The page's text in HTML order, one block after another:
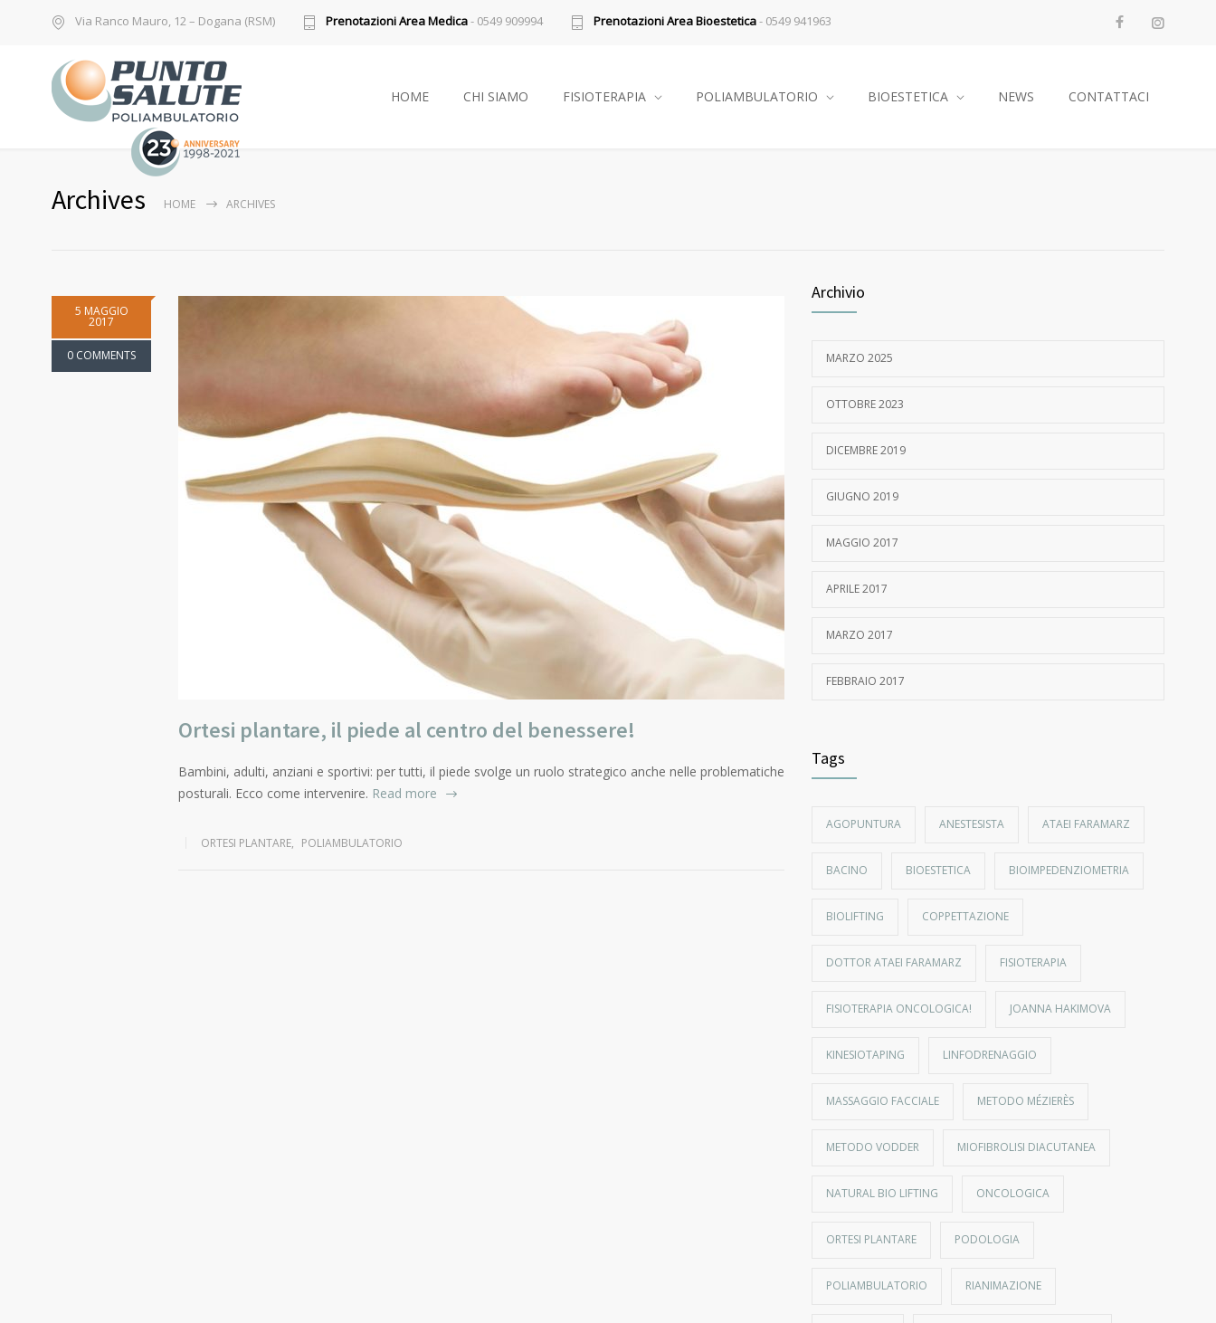
Via Ranco Mauro, 12 – Dogana (RSM) Prenotazioni Area Medica- 0549 909994 Prenotazioni Area Bioestetica- 0549 941963
HOME CHI SIAMO FISIOTERAPIA POLIAMBULATORIO BIOESTETICA NEWS CONTATTACI
Archives HOME ARCHIVES
5 MAGGIO
2017
0 COMMENTS
Ortesi plantare, il piede al centro del benessere!
Bambini, adulti, anziani e sportivi: per tutti, il piede svolge un ruolo strategico anche nelle problematiche
posturali. Ecco come intervenire. Read more
ORTESI PLANTARE, POLIAMBULATORIO
Archivio
MARZO 2025
OTTOBRE 2023
DICEMBRE 2019
GIUGNO 2019
MAGGIO 2017
APRILE 2017
MARZO 2017
FEBBRAIO 2017
Tags
AGOPUNTURA ANESTESISTA ATAEI FARAMARZ
BACINO BIOESTETICA BIOIMPEDENZIOMETRIA
BIOLIFTING COPPETTAZIONE
DOTTOR ATAEI FARAMARZ FISIOTERAPIA
FISIOTERAPIA ONCOLOGICA! JOANNA HAKIMOVA
KINESIOTAPING LINFODRENAGGIO
MASSAGGIO FACCIALE METODO MÉZIERÈS
METODO VODDER MIOFIBROLISI DIACUTANEA
NATURAL BIO LIFTING ONCOLOGICA
ORTESI PLANTARE PODOLOGIA
POLIAMBULATORIO RIANIMAZIONE